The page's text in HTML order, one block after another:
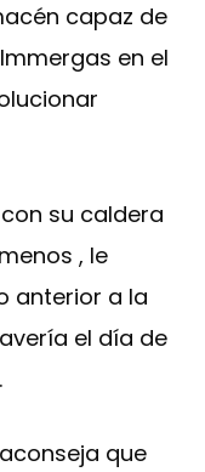
capaz de
en el
su caldera
, le
anterior a la
el día de
que